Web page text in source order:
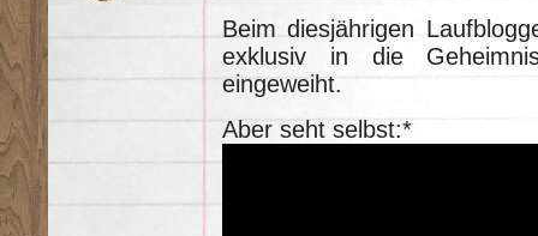
Beim diesjährigen
exklusiv in die
eingeweiht.
Aber seht selbst:*